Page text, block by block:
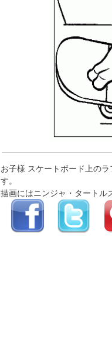
お子様 スケートボード上の
す。
描画にはニンジャ・タートル